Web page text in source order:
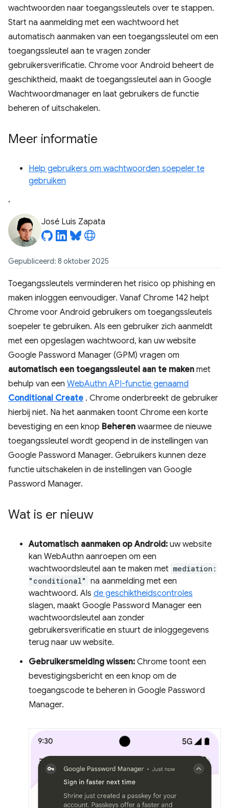
wachtwoorden naar toegangssleutels over te stappen.
Start na aanmelding met een wachtwoord het
automatisch aanmaken van een toegangssleutel om een ​​
toegangssleutel aan te vragen zonder
gebruikersverificatie. Chrome voor Android beheert de
geschiktheid, maakt de toegangssleutel aan in Google
Wachtwoordmanager en laat gebruikers de functie
beheren of uitschakelen.
Meer informatie
Help gebruikers om wachtwoorden soepeler te
gebruiken
,
José Luis Zapata
Gepubliceerd: 8 oktober 2025
Toegangssleutels verminderen het risico op phishing en
maken inloggen eenvoudiger. Vanaf Chrome 142 helpt
Chrome voor Android gebruikers om toegangssleutels
soepeler te gebruiken. Als een gebruiker zich aanmeldt
met een opgeslagen wachtwoord, kan uw website
Google Password Manager (GPM) vragen om
automatisch een toegangssleutel aan te maken met
behulp van een WebAuthn API-functie genaamd
Conditional Create . Chrome onderbreekt de gebruiker
hierbij niet. Na het aanmaken toont Chrome een korte
bevestiging en een knop Beheren waarmee de nieuwe
toegangssleutel wordt geopend in de instellingen van
Google Password Manager. Gebruikers kunnen deze
functie uitschakelen in de instellingen van Google
Password Manager.
Wat is er nieuw
Automatisch aanmaken op Android: uw website
kan WebAuthn aanroepen om een ​​
wachtwoordsleutel aan te maken met mediation:
"conditional" na aanmelding met een
wachtwoord. Als de geschiktheidscontroles
slagen, maakt Google Password Manager een
wachtwoordsleutel aan zonder
gebruikersverificatie en stuurt de inloggegevens
terug naar uw website.
Gebruikersmelding wissen: Chrome toont een
bevestigingsbericht en een knop om de
toegangscode te beheren in Google Password
Manager.